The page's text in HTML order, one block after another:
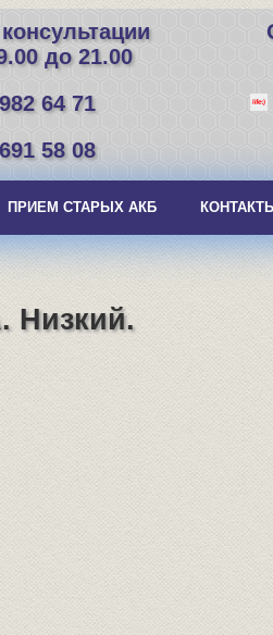
до 21.00
64 71
58 08
ПРИЕМ СТАРЫХ АКБ КОНТАКТЫ
Низкий.